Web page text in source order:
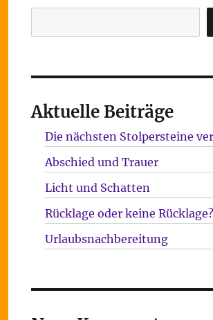
Aktuelle Beiträge
Die nächsten Stolpersteine
Abschied und Trauer
Licht und Schatten
Rücklage oder keine Rücklage?
Urlaubsnachbereitung